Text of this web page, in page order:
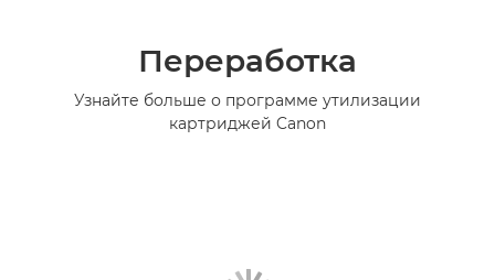
Переработка
Узнайте больше о программе утилизации
картриджей Canon